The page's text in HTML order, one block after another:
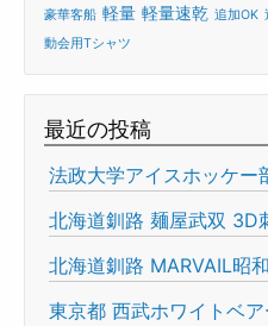
豪華客船 軽量 軽量速乾 追加OK
動会用Tシャツ
最近の投稿
法政大学アイスホッケー
北海道釧路 麺屋武双 3D
北海道釧路 MARVAIL昭
東京都 西武ホワイトベ